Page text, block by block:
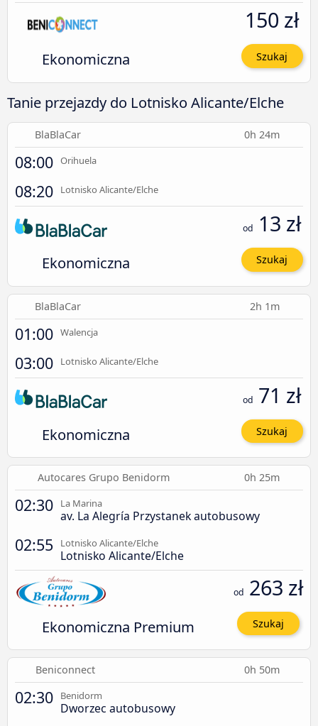
Ekonomiczna
150 zł
Szukaj
Tanie przejazdy do Lotnisko Alicante/Elche
BlaBlaCar 0h 24m
08:00 Orihuela
08:20 Lotnisko Alicante/Elche
Ekonomiczna
od 13 zł
Szukaj
BlaBlaCar 2h 1m
01:00 Walencja
03:00 Lotnisko Alicante/Elche
Ekonomiczna
od 71 zł
Szukaj
Autocares Grupo Benidorm 0h 25m
02:30 La Marina
av. La Alegría Przystanek autobusowy
02:55 Lotnisko Alicante/Elche
Lotnisko Alicante/Elche
Ekonomiczna Premium
od 263 zł
Szukaj
Beniconnect 0h 50m
02:30 Benidorm
Dworzec autobusowy